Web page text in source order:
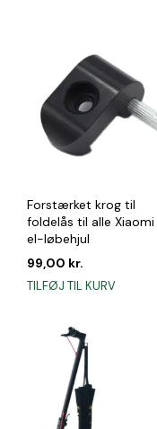
Forstærket krog til
foldelås til alle Xiaomi
el-løbehjul
99,00 kr.
TILFØJ TIL KURV